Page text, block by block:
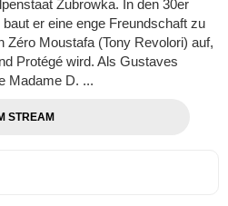
Zubrowka. In den 30er
er eine enge Freundschaft zu
Zéro Moustafa (Tony Revolori) auf,
Protégé wird. Als Gustaves
Madame D. ...
STREAM